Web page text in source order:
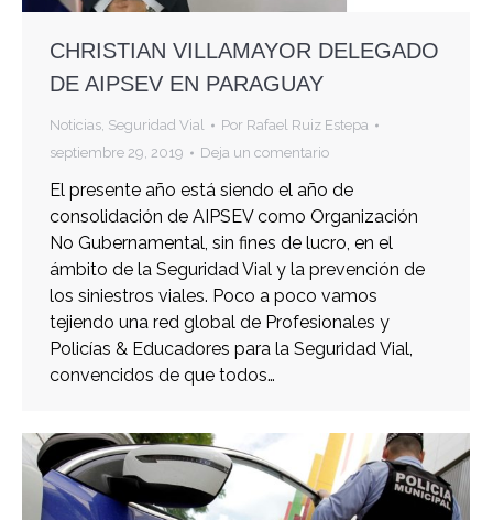
CHRISTIAN VILLAMAYOR DELEGADO
DE AIPSEV EN PARAGUAY
Noticias, Seguridad Vial Por Rafael Ruiz Estepa
septiembre 29, 2019
Deja un comentario
El presente año está siendo el año de
consolidación de AIPSEV como Organización
No Gubernamental, sin fines de lucro, en el
ámbito de la Seguridad Vial y la prevención de
los siniestros viales. Poco a poco vamos
tejiendo una red global de Profesionales y
Policías & Educadores para la Seguridad Vial,
convencidos de que todos…